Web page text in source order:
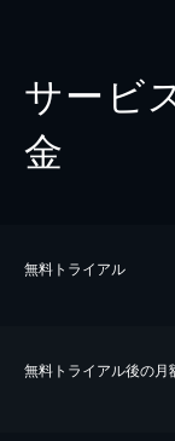
サービ
金
無料トライアル
無料トライアル後の⽉